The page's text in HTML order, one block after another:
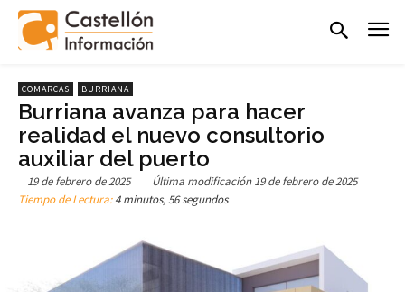
COMARCAS BURRIANA
Burriana avanza para hacer
realidad el nuevo consultorio
auxiliar del puerto
19 de febrero de 2025 Última modificación 19 de febrero de 2025
Tiempo de Lectura:4 minutos, 56 segundos